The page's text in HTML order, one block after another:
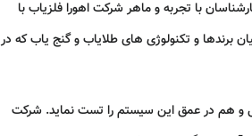
با تجربه و ماهر شرکت اهورا فلزیاب با
برندها و تکنولوژی های طلایابو گنج یاب که در
و هم در عمق این سیستم را تست نماید. شرکت